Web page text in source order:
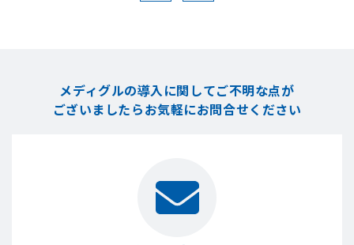
メディグルの導入に関してご不明な点が
ございましたらお気軽にお問合せください